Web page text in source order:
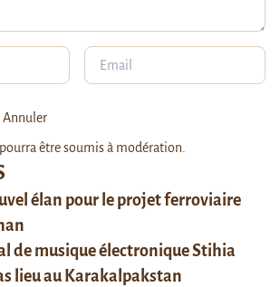
élan pour le projet ferroviaire
de musique électronique Stihia
lieu au Karakalpakstan
Annuler
être soumis à modération.